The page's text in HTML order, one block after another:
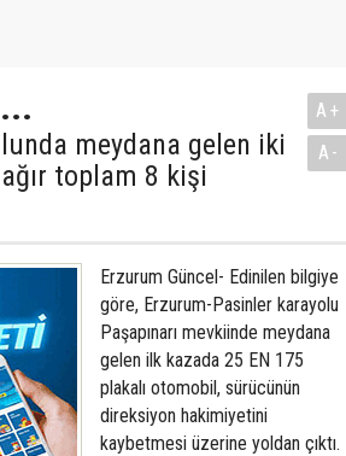
meydana gelen iki
toplam 8 kişi
A+
A-
Erzurum Güncel- Edinilen bilgiye
göre, Erzurum-Pasinler karayolu
Paşapınarı mevkiinde meydana
gelen ilk kazada 25 EN 175
plakalı otomobil, sürücünün
direksiyon hakimiyetini
kaybetmesi üzerine yoldan çıktı.